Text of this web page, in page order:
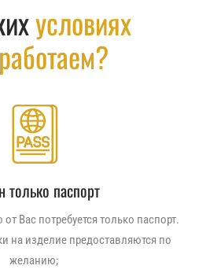
условиях
только паспорт
Вас потребуется только паспорт.
на изделие предоставляются по
желанию;